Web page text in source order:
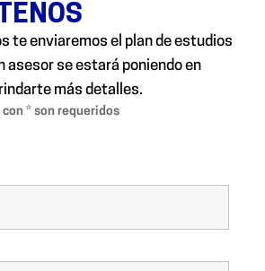
te enviaremos el plan de estudios
asesor se estará poniendo en
más detalles.
* son requeridos